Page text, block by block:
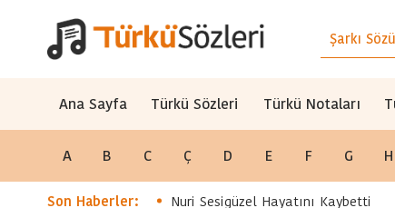
Ana Sayfa Türkü Sözleri Türkü Notaları
A B C Ç D E F G H
Son Haberler: Nuri Sesigüzel Hayatını Kaybetti